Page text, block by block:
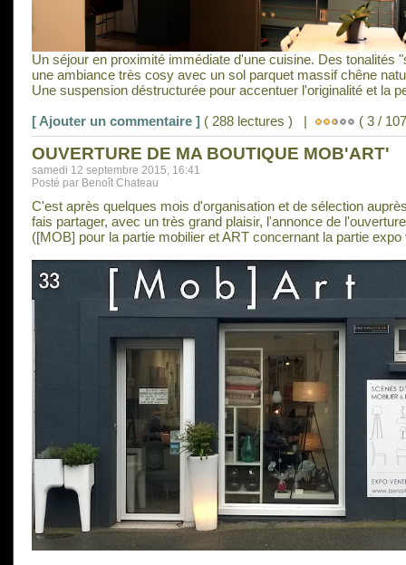
Un séjour en proximité immédiate d'une cuisine. Des tonalités
une ambiance très cosy avec un sol parquet massif chêne
Une suspension déstructurée pour accentuer l'originalité et la
[ Ajouter un commentaire ] ( 288 lectures ) | ( 3 /
OUVERTURE DE MA BOUTIQUE MOB'ART'
samedi 12 septembre 2015, 16:41
Posté par Benoît Chateau
C'est après quelques mois d'organisation et de sélection
fais partager, avec un très grand plaisir, l'annonce de
([MOB] pour la partie mobilier et ART concernant la partie